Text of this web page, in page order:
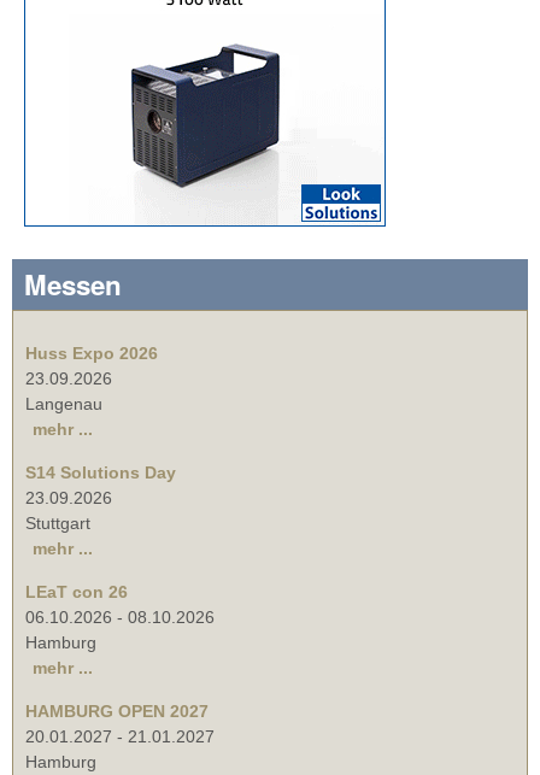
Messen
Huss Expo 2026
23.09.2026
Langenau
mehr ...
S14 Solutions Day
23.09.2026
Stuttgart
mehr ...
LEaT con 26
06.10.2026 - 08.10.2026
Hamburg
mehr ...
HAMBURG OPEN 2027
20.01.2027 - 21.01.2027
Hamburg